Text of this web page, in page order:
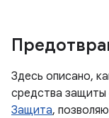
Здесь описано,
средства защиты
Защита,